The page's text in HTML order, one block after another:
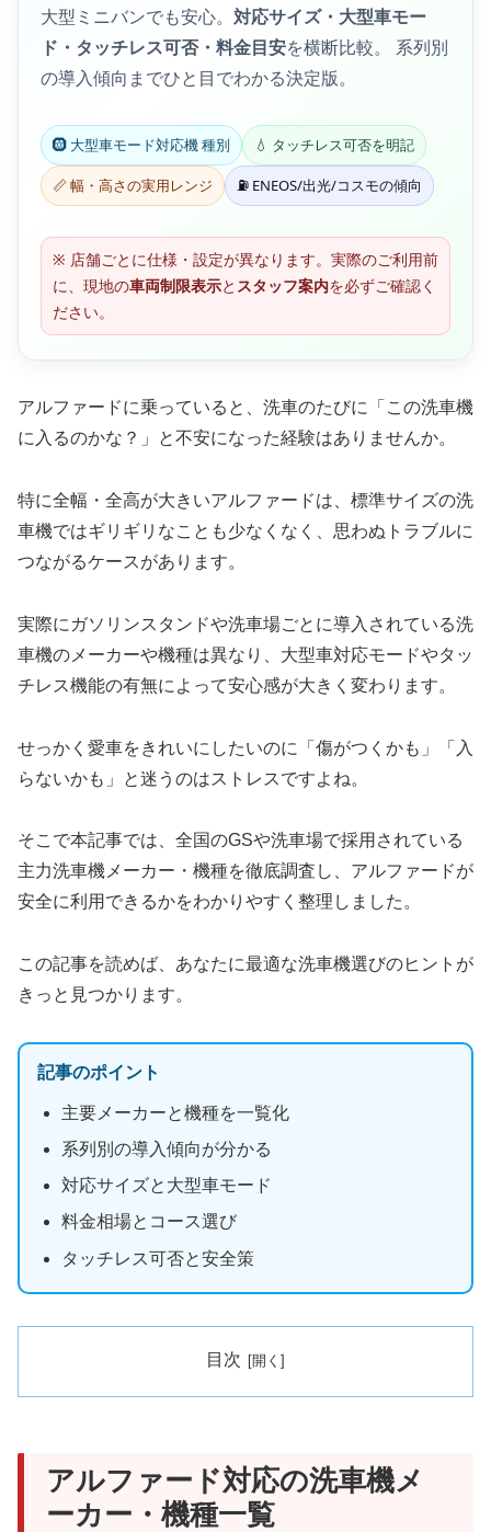
大型ミニバンでも安心。 対応サイズ・大型車モー
ド・タッチレス可否・料金目安を横断比較。 系列別
の導入傾向までひと目でわかる決定版。
🛞 大型車モード対応機 種別 💧 タッチレス可否を明記
📏 幅・高さの実用レンジ ⛽ ENEOS/出光/コスモの傾向
※ 店舗ごとに仕様・設定が異なります。実際のご利用前
に、現地の車両制限表示と スタッフ案内を必ずご確認く
ださい。
アルファードに乗っていると、洗車のたびに「この洗車機
に入るのかな？」と不安になった経験はありませんか。
特に全幅・全高が大きいアルファードは、標準サイズの洗
車機ではギリギリなことも少なくなく、思わぬトラブルに
つながるケースがあります。
実際にガソリンスタンドや洗車場ごとに導入されている洗
車機のメーカーや機種は異なり、大型車対応モードやタッ
チレス機能の有無によって安心感が大きく変わります。
せっかく愛車をきれいにしたいのに「傷がつくかも」「入
らないかも」と迷うのはストレスですよね。
そこで本記事では、全国のGSや洗車場で採用されている
主力洗車機メーカー・機種を徹底調査し、アルファードが
安全に利用できるかをわかりやすく整理しました。
この記事を読めば、あなたに最適な洗車機選びのヒントが
きっと見つかります。
記事のポイント
主要メーカーと機種を一覧化
系列別の導入傾向が分かる
対応サイズと大型車モード
料金相場とコース選び
タッチレス可否と安全策
目次
アルファード対応の洗車機メ
ーカー・機種一覧